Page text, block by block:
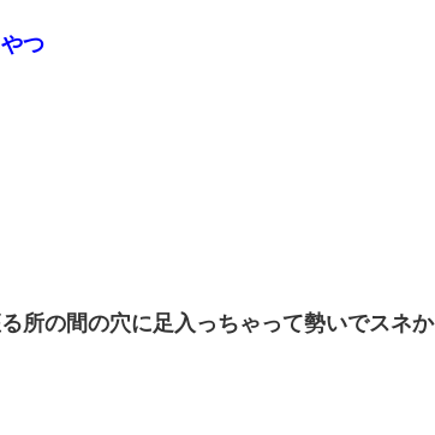
つ
所の間の穴に足入っちゃって勢いでスネか